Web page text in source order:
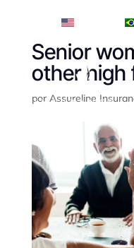
Senior
other high
por Assureline